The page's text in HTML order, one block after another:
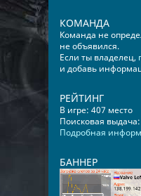
КОМАНДА
Команда не
не объявился.
Если ты владелец,
и добавь
РЕЙТИНГ
В игре: 407 место
Поисковая
Подробная
БАННЕР